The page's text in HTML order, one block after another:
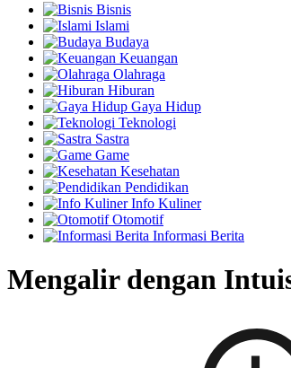
Bisnis
Islami
Budaya
Keuangan
Olahraga
Hiburan
Gaya Hidup
Teknologi
Sastra
Game
Kesehatan
Pendidikan
Info Kuliner
Otomotif
Informasi Berita
Mengalir dengan